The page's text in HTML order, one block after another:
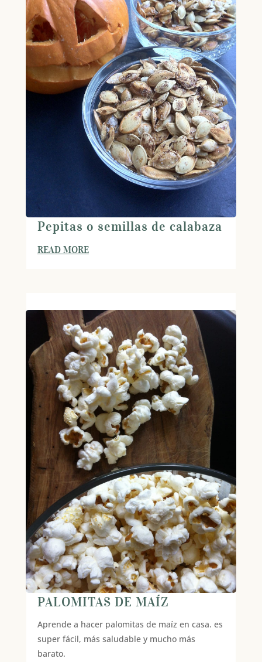
Pepitas o semillas de calabaza
READ MORE
PALOMITAS DE MAÍZ
Aprende a hacer palomitas de maíz en casa. es
super fácil, más saludable y mucho más
barato.